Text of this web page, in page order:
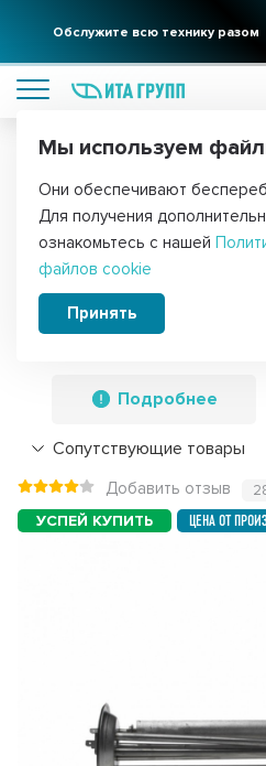
Обслужите всю технику разом
Главная Запчасти для
Комплект ТЭН
RF для
IRP, SPR, SPRINT,
92мм, нерж. + анод
Подробнее
Сопутствующие товары
Добавить отзыв
Мы используем
Они обеспечивают
Для получения
ознакомьтесь с нашей
файлов cookie
Принять